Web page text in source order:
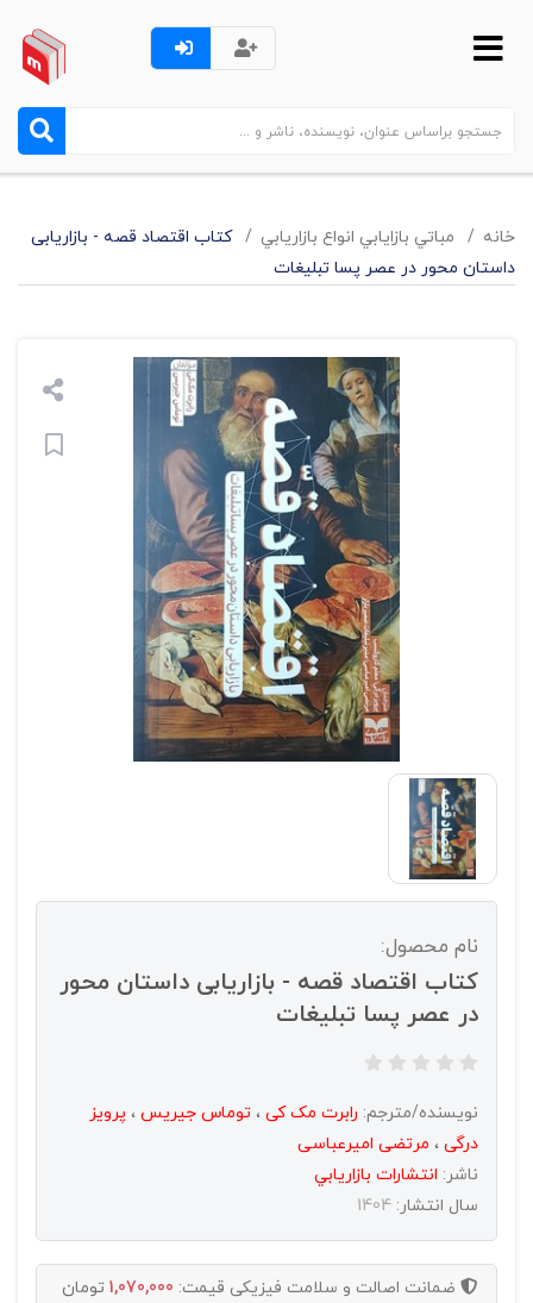
خانه مباتي بازايابي انواع بازاريابي
کتاب اقتصاد قصه - بازاریابی
داستان محور در عصر پسا تبلیغات
نام محصول:
کتاب اقتصاد قصه - بازاریابی داستان محور
در عصر پسا تبلیغات
نویسنده/مترجم: رابرت مک کی ، توماس جیریس ، پرویز
درگی ، مرتضی امیرعباسی
ناشر: انتشارات بازاريابي
سال انتشار: 1404
ضمانت اصالت و سلامت فیزیکی قیمت: 1,070,000 تومان